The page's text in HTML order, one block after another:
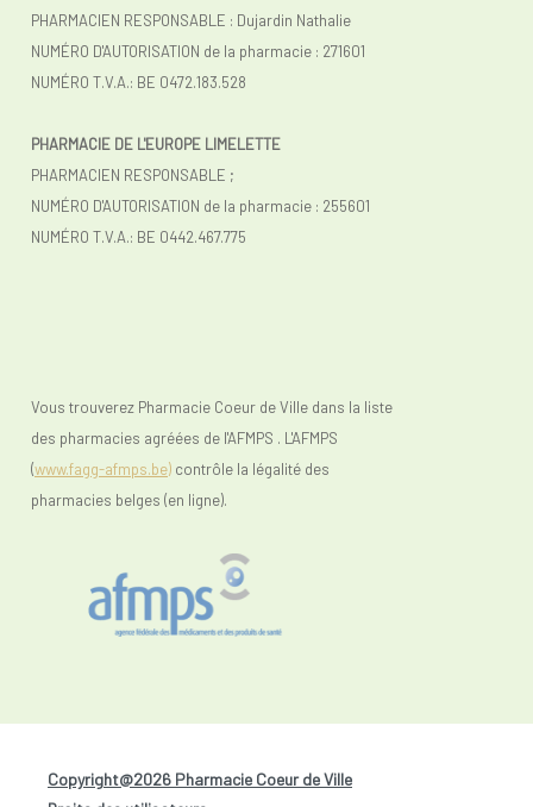
PHARMACIEN RESPONSABLE : Dujardin Nathalie
NUMÉRO D'AUTORISATION de la pharmacie : 271601
NUMÉRO T.V.A.: BE 0472.183.528
PHARMACIE DE L'EUROPE LIMELETTE
PHARMACIEN RESPONSABLE ;
NUMÉRO D'AUTORISATION de la pharmacie : 255601
NUMÉRO T.V.A.: BE 0442.467.775
Vous trouverez Pharmacie Coeur de Ville dans la liste
des pharmacies agréées de l'AFMPS . L'AFMPS
(www.fagg-afmps.be) contrôle la légalité des
pharmacies belges (en ligne).
Copyright@2026 Pharmacie Coeur de Ville